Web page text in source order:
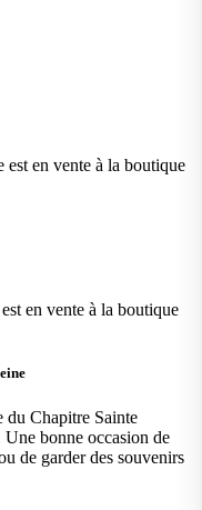
en vente à la boutique
en vente à la boutique
du Chapitre Sainte
bonne occasion de
de garder des souvenirs